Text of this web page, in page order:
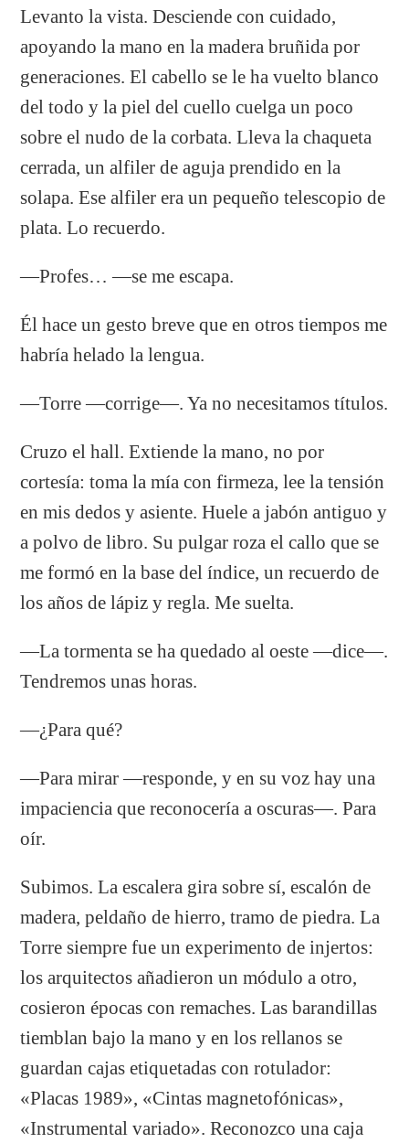
Levanto la vista. Desciende con cuidado,
apoyando la mano en la madera bruñida por
generaciones. El cabello se le ha vuelto blanco
del todo y la piel del cuello cuelga un poco
sobre el nudo de la corbata. Lleva la chaqueta
cerrada, un alfiler de aguja prendido en la
solapa. Ese alfiler era un pequeño telescopio de
plata. Lo recuerdo.
—Profes… —se me escapa.
Él hace un gesto breve que en otros tiempos me
habría helado la lengua.
—Torre —corrige—. Ya no necesitamos títulos.
Cruzo el hall. Extiende la mano, no por
cortesía: toma la mía con firmeza, lee la tensión
en mis dedos y asiente. Huele a jabón antiguo y
a polvo de libro. Su pulgar roza el callo que se
me formó en la base del índice, un recuerdo de
los años de lápiz y regla. Me suelta.
—La tormenta se ha quedado al oeste —dice—.
Tendremos unas horas.
—¿Para qué?
—Para mirar —responde, y en su voz hay una
impaciencia que reconocería a oscuras—. Para
oír.
Subimos. La escalera gira sobre sí, escalón de
madera, peldaño de hierro, tramo de piedra. La
Torre siempre fue un experimento de injertos:
los arquitectos añadieron un módulo a otro,
cosieron épocas con remaches. Las barandillas
tiemblan bajo la mano y en los rellanos se
guardan cajas etiquetadas con rotulador:
«Placas 1989», «Cintas magnetofónicas»,
«Instrumental variado». Reconozco una caja